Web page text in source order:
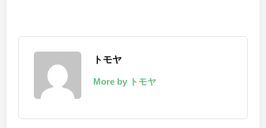
トモヤ
More by トモヤ